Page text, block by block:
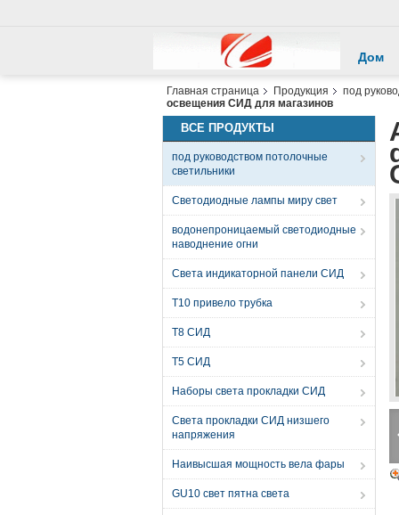
Дом
Главная страница Продукция под
освещения СИД для магазинов
ВСЕ ПРОДУКТЫ
под руководством потолочные
светильники
Светодиодные лампы миру свет
водонепроницаемый светодиодные
наводнение огни
Света индикаторной панели СИД
T10 привело трубка
T8 СИД
T5 СИД
Наборы света прокладки СИД
Света прокладки СИД низшего
напряжения
Наивысшая мощность вела фары
GU10 свет пятна света